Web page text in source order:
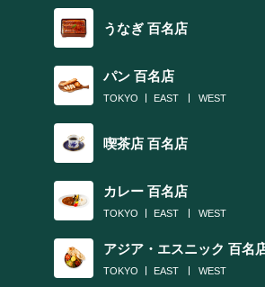
うなぎ 百名店
パン 百名店
TOKYO EAST WEST
喫茶店 百名店
カレー 百名店
TOKYO EAST WEST
アジア・エスニック 百名
TOKYO EAST WEST